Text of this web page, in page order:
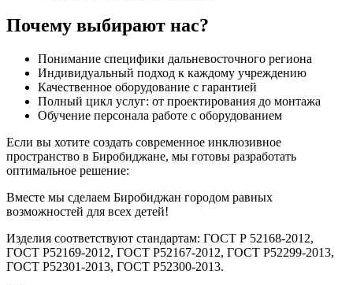
Почему выбирают нас?
Понимание специфики дальневосточного региона
Индивидуальный подход к каждому учреждению
Качественное оборудование с гарантией
Полный цикл услуг: от проектирования до монтажа
Обучение персонала работе с оборудованием
Если вы хотите создать современное инклюзивное
пространство в Биробиджане, мы готовы разработать
оптимальное решение:
Вместе мы сделаем Биробиджан городом равных
возможностей для всех детей!
Изделия соответствуют стандартам: ГОСТ Р 52168-2012,
ГОСТ Р52169-2012, ГОСТ Р52167-2012, ГОСТ Р52299-2013,
ГОСТ Р52301-2013, ГОСТ Р52300-2013.